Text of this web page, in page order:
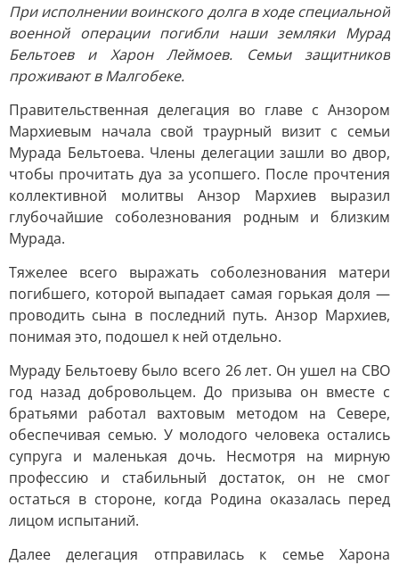
При исполнении воинского долга в ходе специальной
военной операции погибли наши земляки Мурад
Бельтоев и Харон Леймоев. Семьи защитников
проживают в Малгобеке.
Правительственная делегация во главе с Анзором
Мархиевым начала свой траурный визит с семьи
Мурада Бельтоева. Члены делегации зашли во двор,
чтобы прочитать дуа за усопшего. После прочтения
коллективной молитвы Анзор Мархиев выразил
глубочайшие соболезнования родным и близким
Мурада.
Тяжелее всего выражать соболезнования матери
погибшего, которой выпадает самая горькая доля —
проводить сына в последний путь. Анзор Мархиев,
понимая это, подошел к ней отдельно.
Мураду Бельтоеву было всего 26 лет. Он ушел на СВО
год назад добровольцем. До призыва он вместе с
братьями работал вахтовым методом на Севере,
обеспечивая семью. У молодого человека остались
супруга и маленькая дочь. Несмотря на мирную
профессию и стабильный достаток, он не смог
остаться в стороне, когда Родина оказалась перед
лицом испытаний.
Далее делегация отправилась к семье Харона